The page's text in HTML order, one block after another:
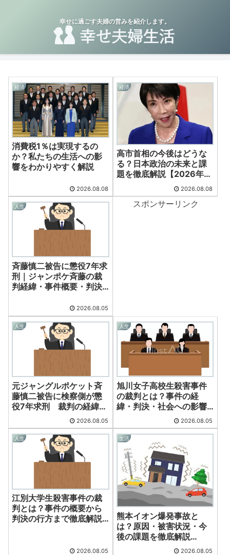
幸せに過ごす夫婦の営みを紹介します。
経済
消費税1％は実現するの
か？私たちの生活への影
響をわかりやすく解説
2026.08.08
経済
高市首相の今後はどうな
る？日本政治の未来と課
題を徹底解説【2026年最
2026.08.08
人生
斉藤慎二被告に懲役7年求
刑｜ジャンポケ斉藤の裁
判経緯・事件概要・判決
2026.08.05
スポンサーリンク
人生
元ジャングルポケット斉
藤慎二被告に検察側が懲
役7年求刑 裁判の経緯と
2026.08.05
人生
旭川女子高校生殺害事件
の裁判とは？事件の経
緯・判決・社会への影響
を徹底解説【2026年最
新】
2026.08.05
人生
江別大学生殺害事件の裁
判とは？事件の概要から
判決の行方まで徹底解説
2026.08.05
生活
熊本イオン爆発事故と
は？原因・被害状況・今
後の課題を徹底解説
【2026年最新】 2026.08.05